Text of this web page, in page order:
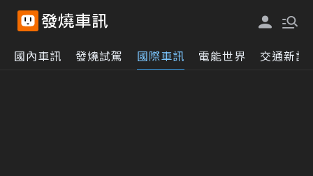
國內車訊 發燒試駕 國際車訊 電能世界 交通新訊